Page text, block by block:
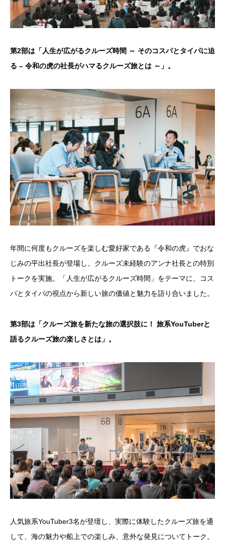
第2部は「人生が広がるクルーズ時間 ～ そのコスパとタイパに迫
る – 令和の虎の社長がハマるクルーズ旅とは ～」。
年間に何度もクルーズを楽しむ愛好家である『令和の虎』でおな
じみの平出社長が登場し、クルーズ未経験のアンナ社長との特別
トークを実施。「人生が広がるクルーズ時間」をテーマに、コス
パとタイパの視点から新しい旅の価値と魅力を語り合いました。
第3部は「クルーズ旅を新たな旅の選択肢に！ 旅系YouTuberと
語るクルーズ旅の楽しさとは」。
人気旅系YouTuber3名が登壇し、実際に体験したクルーズ旅を通
して、海の魅力や船上での楽しみ、意外な発見についてトーク。